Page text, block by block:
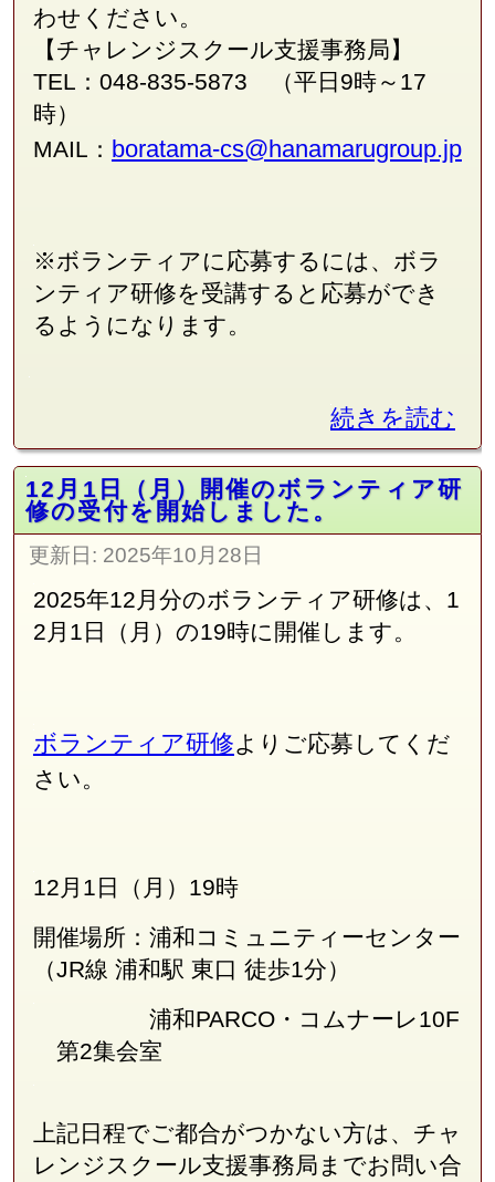
わせください。
【チャレンジスクール支援事務局】
TEL：048-835-5873 （平日9時～17
時）
MAIL： boratama-cs@hanamarugroup.jp
※ボランティアに応募するには、ボラ
ンティア研修を受講すると応募ができ
るようになります。
続きを読む
12月1日（月）開催のボランティア研
修の受付を開始しました。
更新日: 2025年10月28日
2025年12月分のボランティア研修は、1
2月1日（月）の19時に開催します。
ボランティア研修よりご応募してくだ
さい。
12月1日（月）19時
開催場所：浦和コミュニティーセンター
（JR線 浦和駅 東口 徒歩1分）
浦和PARCO・コムナーレ10F
第2集会室
上記日程でご都合がつかない方は、チャ
レンジスクール支援事務局 までお問い合